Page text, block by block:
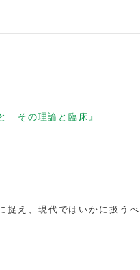
その理論と臨床』
捉え、現代ではいかに扱う